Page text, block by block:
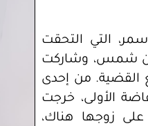
التي التحقت
شمس، وشاركت
القضية. من إحدى
الأولى، خرجت
زوجها هناك،